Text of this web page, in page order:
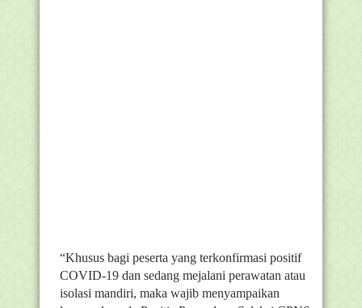
“Khusus bagi peserta yang terkonfirmasi positif
COVID-19 dan sedang mejalani perawatan atau
isolasi mandiri, maka wajib menyampaikan